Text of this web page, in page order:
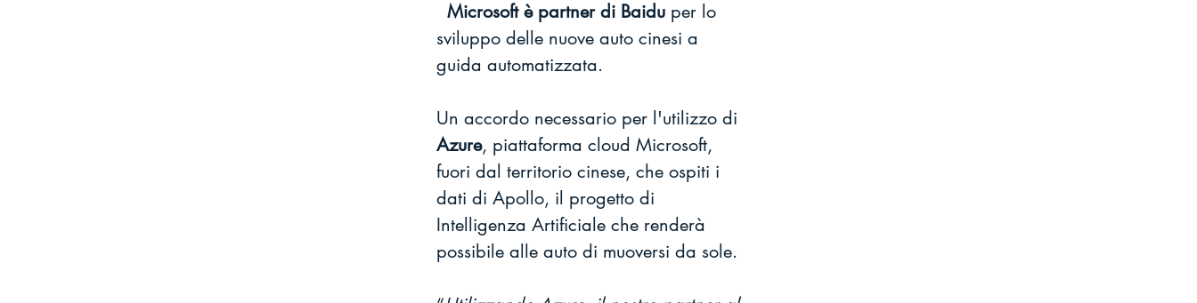
Microsoft è partner di Baidu per lo
sviluppo delle nuove auto cinesi a
guida automatizzata.
Un accordo necessario per l'utilizzo di
Azure, piattaforma cloud Microsoft,
fuori dal territorio cinese, che ospiti i
dati di Apollo, il progetto di
Intelligenza Artificiale che renderà
possibile alle auto di muoversi da sole.